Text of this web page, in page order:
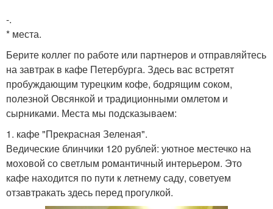
-.
* места.
Берите коллег по работе или партнеров и отправляйтесь
на завтрак в кафе Петербурга. Здесь вас встретят
пробуждающим турецким кофе, бодрящим соком,
полезной Овсянкой и традиционными омлетом и
сырниками. Места мы подсказываем:
1. кафе "Прекрасная Зеленая".
Ведические блинчики 120 рублей: уютное местечко на
моховой со светлым романтичный интерьером. Это
кафе находится по пути к летнему саду, советуем
отзавтракать здесь перед прогулкой.